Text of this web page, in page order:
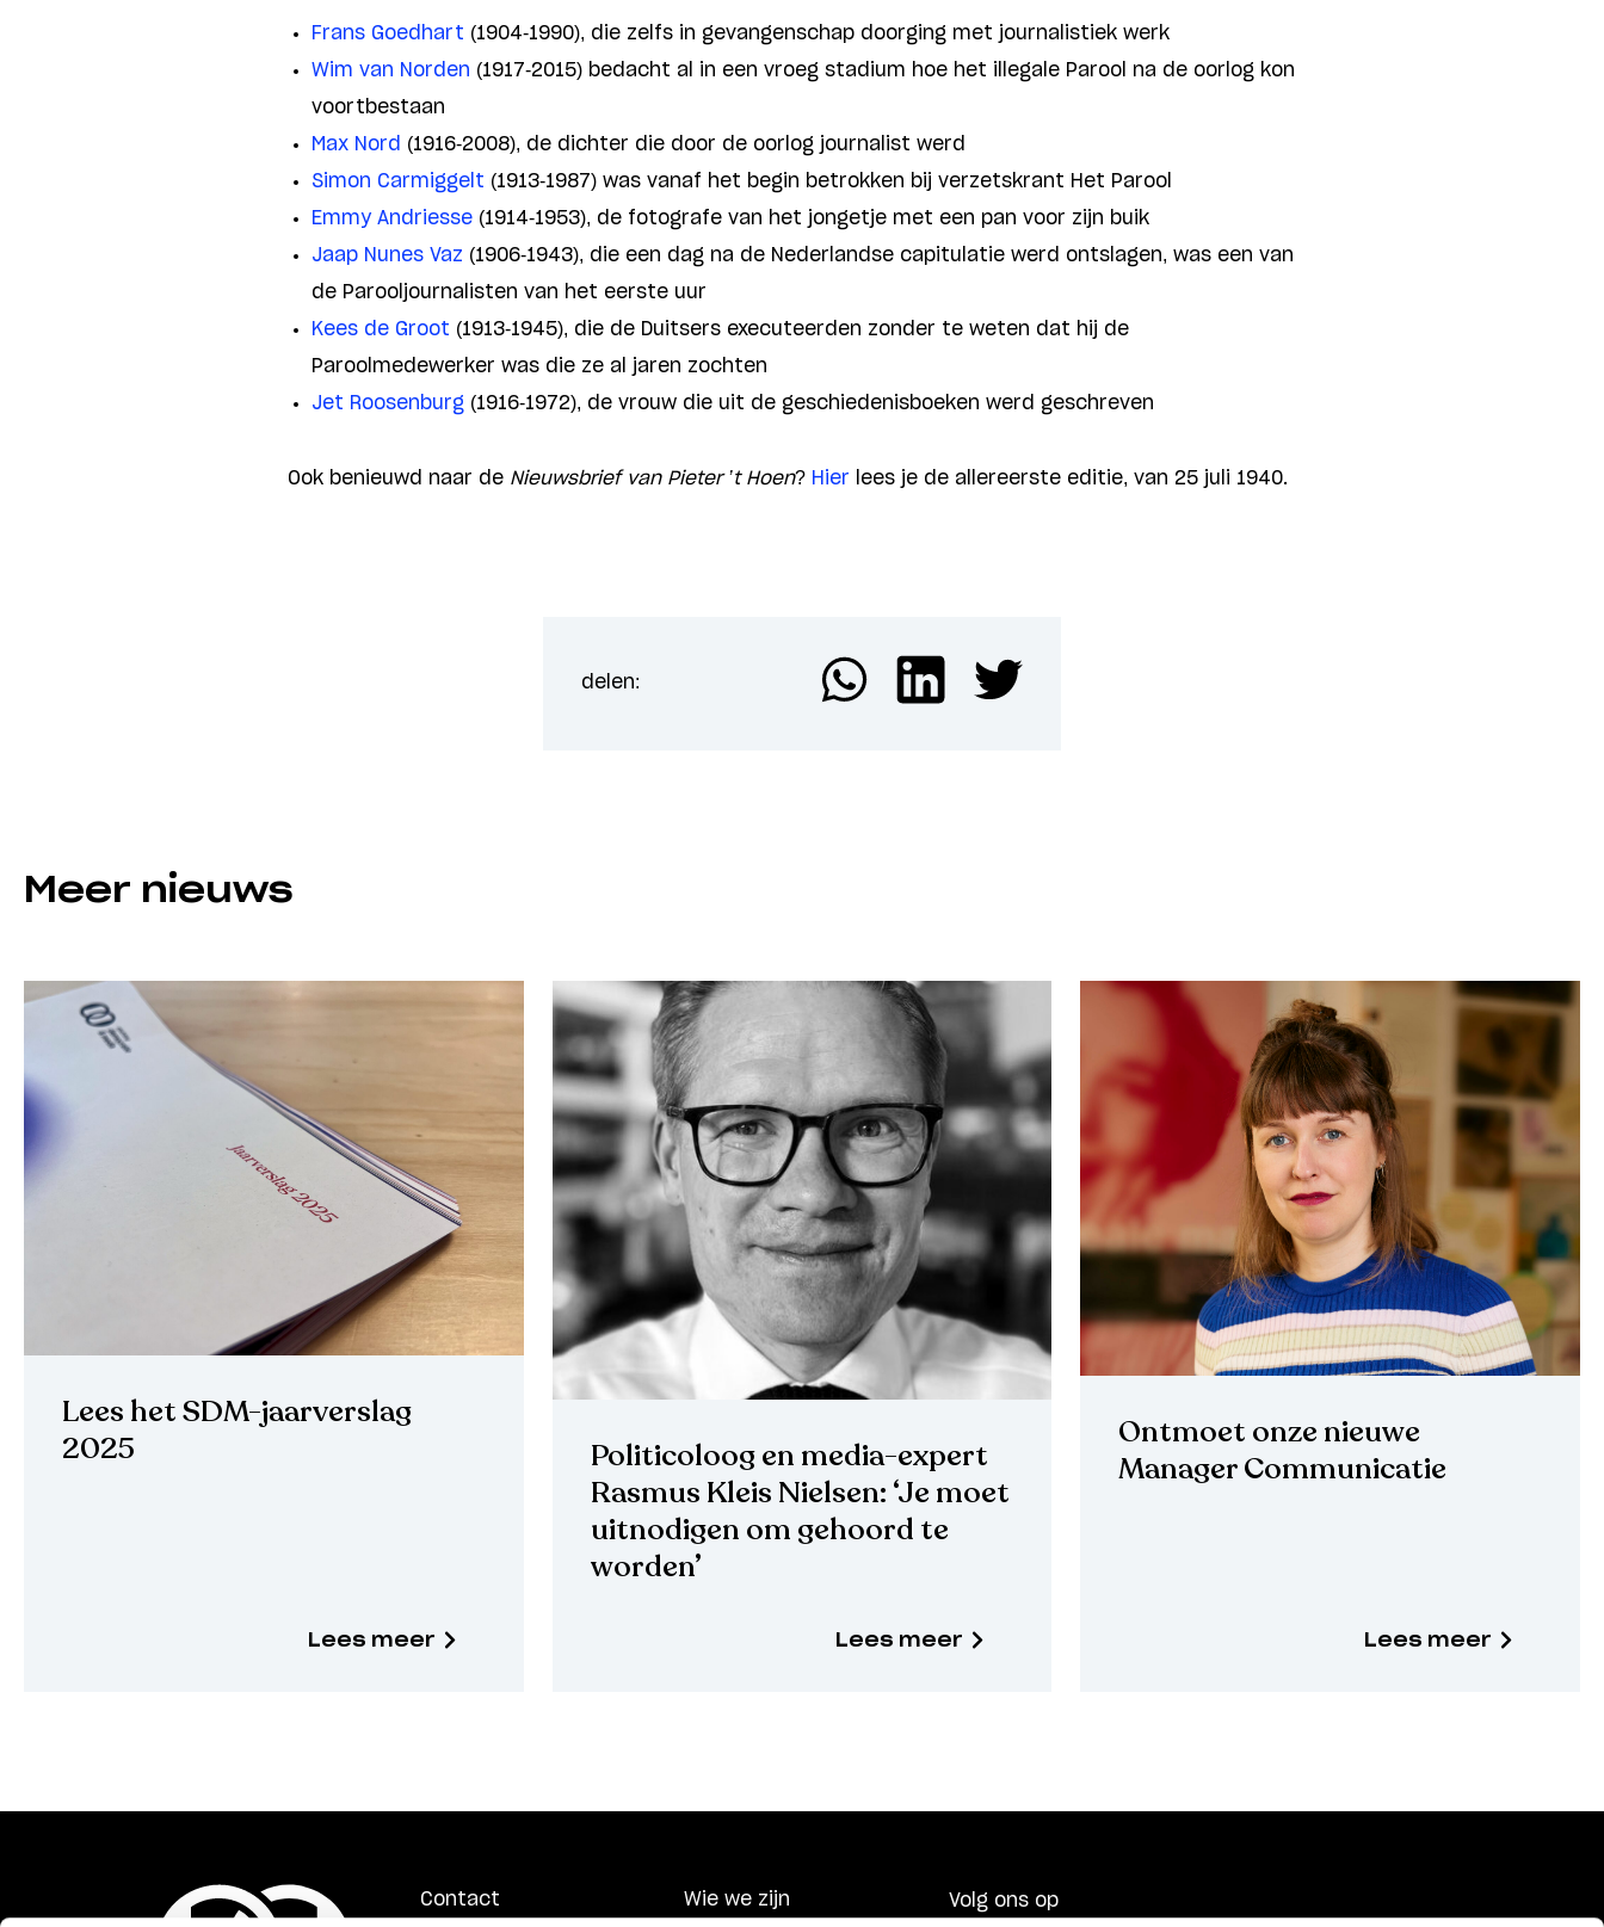
Frans Goedhart (1904-1990), die zelfs in gevangenschap doorging met journalistiek werk
Wim van Norden (1917-2015) bedacht al in een vroeg stadium hoe het illegale Parool na de oorlog kon
voortbestaan
Max Nord (1916-2008), de dichter die door de oorlog journalist werd
Simon Carmiggelt (1913-1987) was vanaf het begin betrokken bij verzetskrant Het Parool
Emmy Andriesse (1914-1953), de fotografe van het jongetje met een pan voor zijn buik
Jaap Nunes Vaz (1906-1943), die een dag na de Nederlandse capitulatie werd ontslagen, was een van
de Parooljournalisten van het eerste uur
Kees de Groot (1913-1945), die de Duitsers executeerden zonder te weten dat hij de
Paroolmedewerker was die ze al jaren zochten
Jet Roosenburg (1916-1972), de vrouw die uit de geschiedenisboeken werd geschreven
Ook benieuwd naar de Nieuwsbrief van Pieter ’t Hoen? Hier lees je de allereerste editie, van 25 juli 1940.
delen:
Meer nieuws
Lees het SDM-jaarverslag
2025
Lees meer
Politicoloog en media-expert
Rasmus Kleis Nielsen: ‘Je moet
uitnodigen om gehoord te
worden’
Lees meer
Ontmoet onze nieuwe
Manager Communicatie
Lees meer
Contact
Wie we zijn
Volg ons op